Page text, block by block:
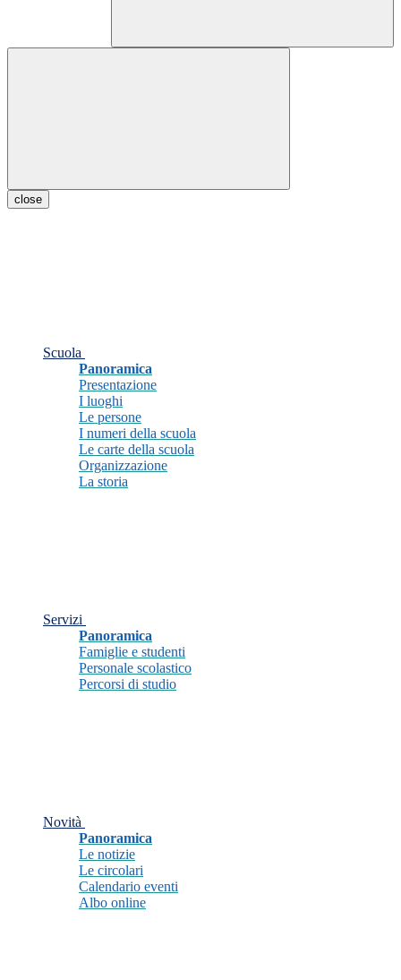
close
Scuola
Panoramica
Presentazione
I luoghi
Le persone
I numeri della scuola
Le carte della scuola
Organizzazione
La storia
Servizi
Panoramica
Famiglie e studenti
Personale scolastico
Percorsi di studio
Novità
Panoramica
Le notizie
Le circolari
Calendario eventi
Albo online